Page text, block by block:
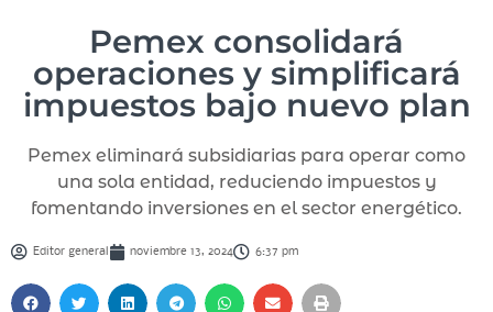
Pemex consolidará
operaciones y simplificará
impuestos bajo nuevo plan
Pemex eliminará subsidiarias para operar como
una sola entidad, reduciendo impuestos y
fomentando inversiones en el sector energético.
Editor general noviembre 13, 2024 6:37 pm